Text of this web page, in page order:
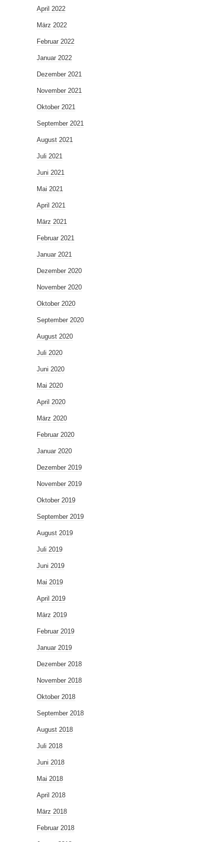
April 2022
März 2022
Februar 2022
Januar 2022
Dezember 2021
November 2021
Oktober 2021
September 2021
August 2021
Juli 2021
Juni 2021
Mai 2021
April 2021
März 2021
Februar 2021
Januar 2021
Dezember 2020
November 2020
Oktober 2020
September 2020
August 2020
Juli 2020
Juni 2020
Mai 2020
April 2020
März 2020
Februar 2020
Januar 2020
Dezember 2019
November 2019
Oktober 2019
September 2019
August 2019
Juli 2019
Juni 2019
Mai 2019
April 2019
März 2019
Februar 2019
Januar 2019
Dezember 2018
November 2018
Oktober 2018
September 2018
August 2018
Juli 2018
Juni 2018
Mai 2018
April 2018
März 2018
Februar 2018